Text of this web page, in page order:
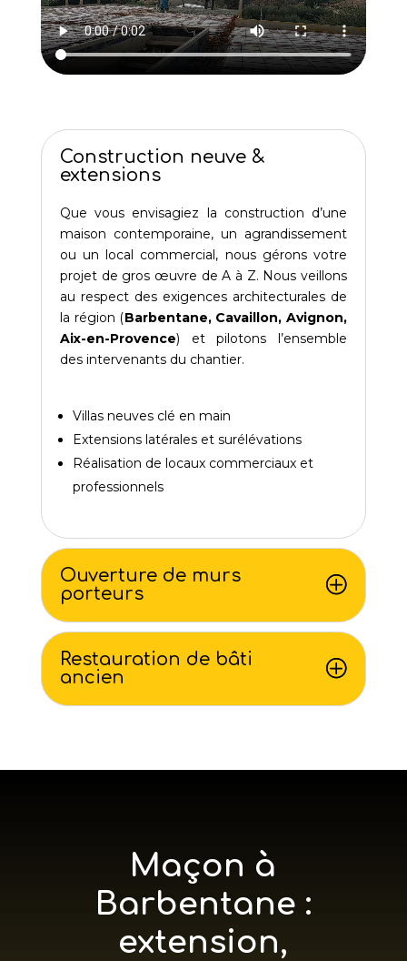
Construction neuve &
extensions
Que vous envisagiez la construction d’une
maison contemporaine, un agrandissement
ou un local commercial, nous gérons votre
projet de gros œuvre de A à Z. Nous veillons
au respect des exigences architecturales de
la région (Barbentane, Cavaillon, Avignon,
Aix-en-Provence) et pilotons l’ensemble
des intervenants du chantier.
Villas neuves clé en main
Extensions latérales et surélévations
Réalisation de locaux commerciaux et
professionnels
Ouverture de murs
porteurs
Restauration de bâti
ancien
Maçon à
Barbentane :
extension,